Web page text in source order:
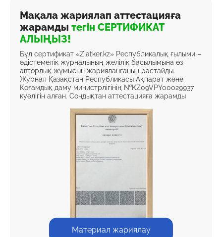
Мақала жариялап аттестацияға
жарамды тегін СЕРТИФИКАТ
АЛЫҢЫЗ!
Бұл сертификат «Ziatker.kz» Республикалық ғылыми –
әдістемелік журналының желілік басылымына өз
авторлық жұмысын жарияланғанын растайды.
Журнал Қазақстан Республикасы Ақпарат және
Қоғамдық даму министрлігінің №KZ09VPY00029937
куәлігін алған. Сондықтан аттестацияға жарамды
Материал жариялау